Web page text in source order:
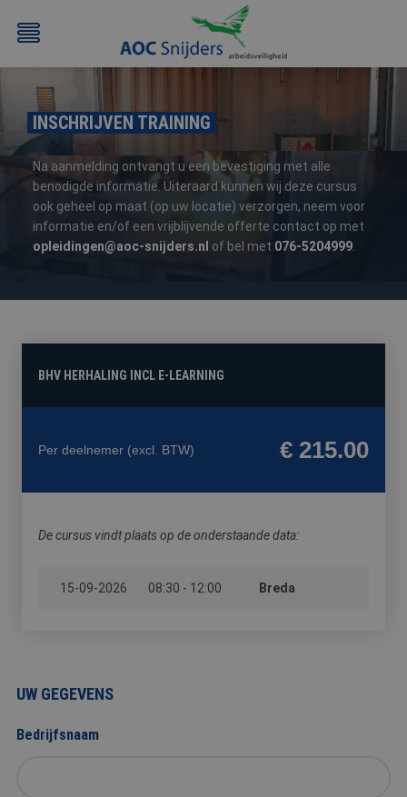
BEHEERDER
ATEX
BESLOTEN
BHV
EERSTE
SOCIALE
REACHTRUCK
HOOGWERKER
VCA
INSCHRIJVEN TRAINING
Na aanmelding ontvangt u een bevestiging met alle
benodigde informatie. Uiteraard kunnen wij deze cursus
ook geheel op maat (op uw locatie) verzorgen, neem voor
informatie en/of een vrijblijvende offerte contact op met
opleidingen@aoc-snijders.nl of bel met 076-5204999
BHV HERHALING INCL E-LEARNING
Per deelnemer (excl. BTW) € 215.00
De cursus vindt plaats op de onderstaande data:
15-09-2026 08:30 - 12:00 Breda
UW GEGEVENS
Bedrijfsnaam